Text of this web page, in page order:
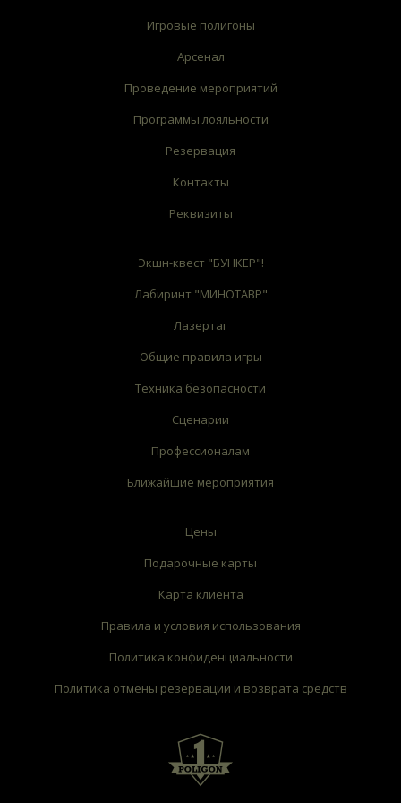
Игровые полигоны
Арсенал
Проведение мероприятий
Программы лояльности
Резервация
Контакты
Реквизиты
Экшн-квест "БУНКЕР"!
Лабиринт "МИНОТАВР"
Лазертаг
Общие правила игры
Техника безопасности
Сценарии
Профессионалам
Ближайшие мероприятия
Цены
Подарочные карты
Карта клиента
Правила и условия использования
Политика конфиденциальности
Политика отмены резервации и возврата средств